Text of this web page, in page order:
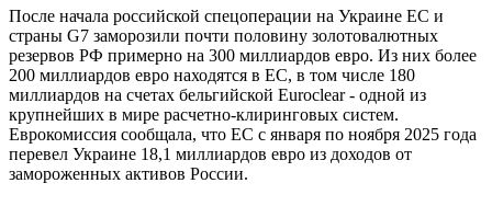
После начала российской спецоперации на Украине ЕС и
страны G7 заморозили почти половину золотовалютных
резервов РФ примерно на 300 миллиардов евро. Из них более
200 миллиардов евро находятся в ЕС, в том числе 180
миллиардов на счетах бельгийской Euroclear - одной из
крупнейших в мире расчетно-клиринговых систем.
Еврокомиссия сообщала, что ЕС с января по ноября 2025 года
перевел Украине 18,1 миллиардов евро из доходов от
замороженных активов России.